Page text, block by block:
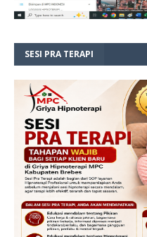
SESI PRA TERAPI